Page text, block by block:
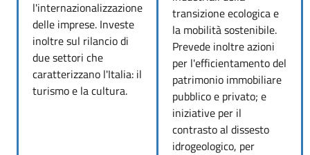
l'internazionalizzazione
delle imprese. Investe
inoltre sul rilancio di
due settori che
caratterizzano l'Italia: il
turismo e la cultura.
transizione ecologica e
la mobilità sostenibile.
Prevede inoltre azioni
per l'efficientamento del
patrimonio immobiliare
pubblico e privato; e
iniziative per il
contrasto al dissesto
idrogeologico, per